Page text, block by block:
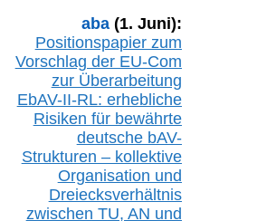
aba(1. Juni):
Positionspapier zum
Vorschlag der EU-Com
zur Überarbeitung
EbAV-II-RL: erhebliche
Risiken für bewährte
deutsche bAV-
Strukturen – kollektive
Organisation und
Dreiecksverhältnis
zwischen TU, AN und